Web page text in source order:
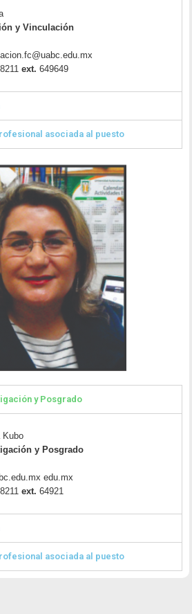
y Vinculación
edu.mx
ext. 649649
asociada al puesto
y Posgrado
Kubo
y Posgrado
edu.mx
ext. 64921
asociada al puesto